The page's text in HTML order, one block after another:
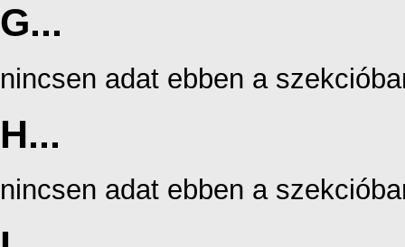
G...
nincsen adat ebben a
H...
nincsen adat ebben a